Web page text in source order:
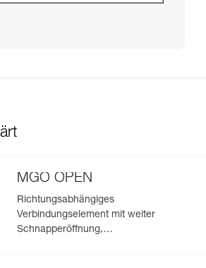
MGO OPEN
Richtungsabhängiges
Verbindungselement mit weiter
Schnapperöffnung,